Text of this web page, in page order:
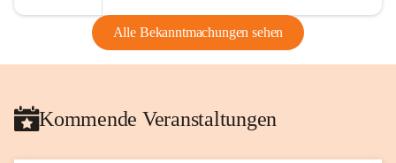
Alle Bekanntmachungen sehen
Kommende Veranstaltungen